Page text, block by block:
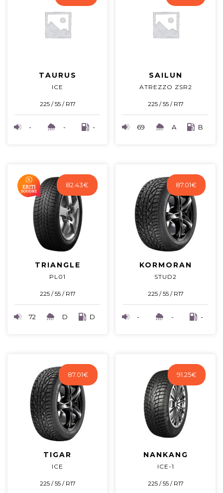
TAURUS
ICE
225 / 55 / R17
- - -
SAILUN
ATREZZO ZSR2
225 / 55 / R17
69 A B
82.43€
TRIANGLE
PL01
225 / 55 / R17
72 D D
87.01€
KORMORAN
STUD2
225 / 55 / R17
- - -
87.01€
TIGAR
ICE
225 / 55 / R17
91.25€
NANKANG
ICE-1
225 / 55 / R17